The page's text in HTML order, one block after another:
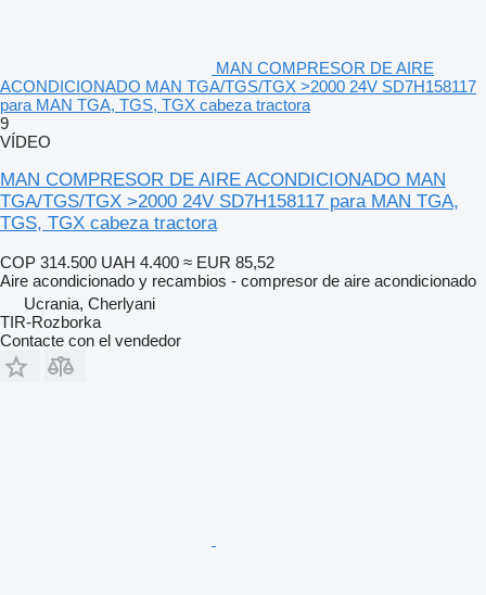
MAN COMPRESOR DE AIRE
ACONDICIONADO MAN TGA/TGS/TGX >2000 24V SD7H158117
para MAN TGA, TGS, TGX cabeza tractora
9
VÍDEO
MAN COMPRESOR DE AIRE ACONDICIONADO MAN
TGA/TGS/TGX >2000 24V SD7H158117 para MAN TGA,
TGS, TGX cabeza tractora
COP 314.500 UAH 4.400 ≈ EUR 85,52
Aire acondicionado y recambios - compresor de aire acondicionado
Ucrania, Cherlyani
TIR-Rozborka
Contacte con el vendedor